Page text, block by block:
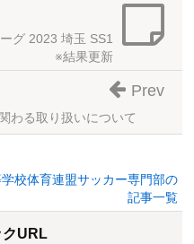
グ 2023 埼玉 SS1
※結果更新
わる取り扱いについて
Prev
校体育連盟サッカー専門部の
記事一覧
クURL